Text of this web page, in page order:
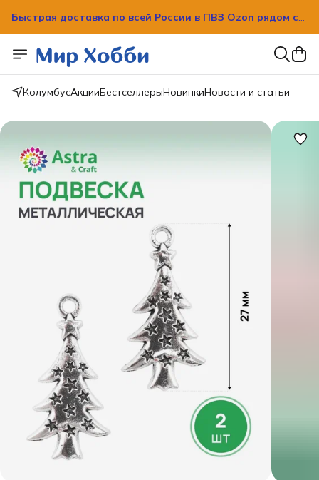
Быстрая доставка по всей России в ПВЗ Ozon рядом с
Быстрая доставка по всей России в ПВЗ Ozon рядом с
вашим домом!
КолумбусАкцииБестселлерыНовинкиНовости и статьи